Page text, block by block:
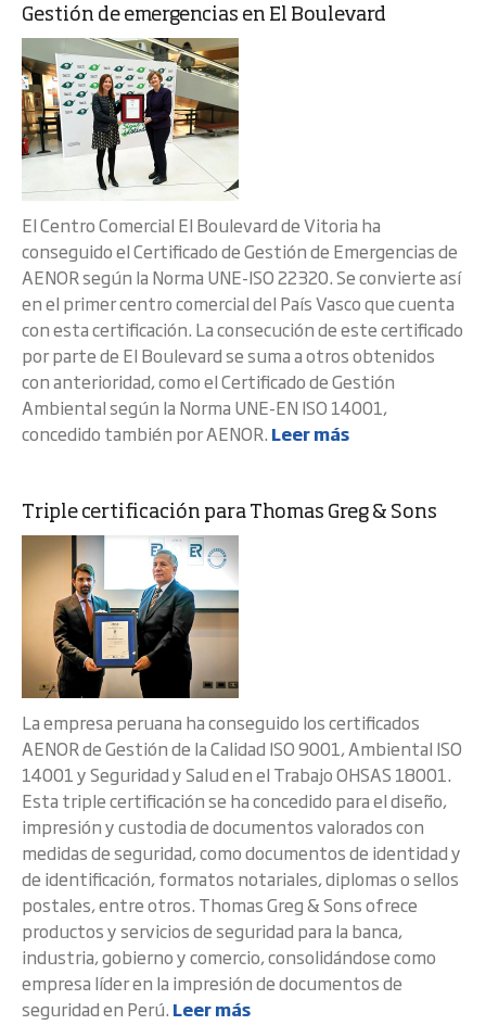
Gestión de emergencias en El Boulevard
El Centro Comercial El Boulevard de Vitoria ha
conseguido el Certificado de Gestión de Emergencias de
AENOR según la Norma UNE-ISO 22320. Se convierte así
en el primer centro comercial del País Vasco que cuenta
con esta certificación. La consecución de este certificado
por parte de El Boulevard se suma a otros obtenidos
con anterioridad, como el Certificado de Gestión
Ambiental según la Norma UNE-EN ISO 14001,
concedido también por AENOR. Leer más
Triple certificación para Thomas Greg & Sons
La empresa peruana ha conseguido los certificados
AENOR de Gestión de la Calidad ISO 9001, Ambiental ISO
14001 y Seguridad y Salud en el Trabajo OHSAS 18001.
Esta triple certificación se ha concedido para el diseño,
impresión y custodia de documentos valorados con
medidas de seguridad, como documentos de identidad y
de identificación, formatos notariales, diplomas o sellos
postales, entre otros. Thomas Greg & Sons ofrece
productos y servicios de seguridad para la banca,
industria, gobierno y comercio, consolidándose como
empresa líder en la impresión de documentos de
seguridad en Perú. Leer más